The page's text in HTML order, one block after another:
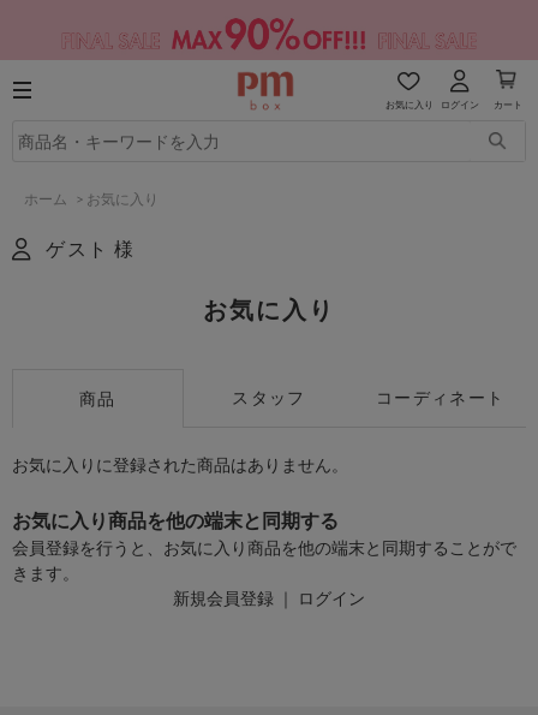
お気に入り ログイン カート
ホーム > お気に入り
ゲスト 様
お気に入り
商品 スタッフ コーディネート
お気に入りに登録された商品はありません。
お気に入り商品を他の端末と同期する
会員登録を行うと、お気に入り商品を他の端末と同期することがで
きます。
新規会員登録 ｜ ログイン